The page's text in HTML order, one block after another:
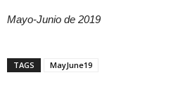
Mayo-Junio de 2019
TAGS MayJune19